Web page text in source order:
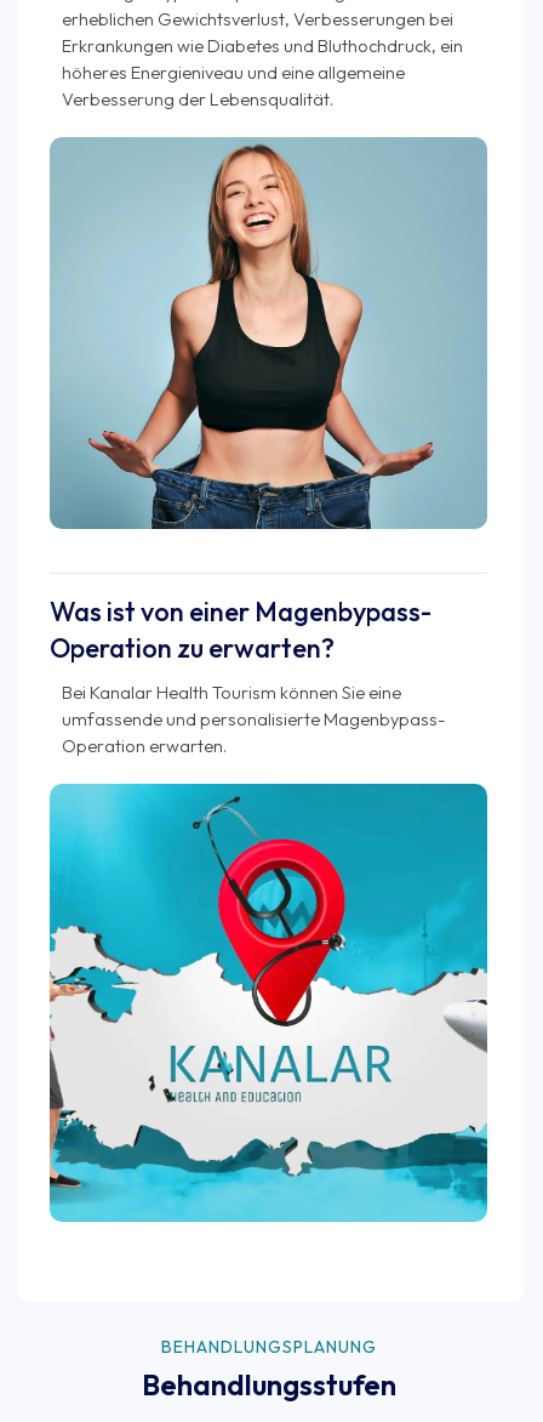
erheblichen Gewichtsverlust, Verbesserungen bei
Erkrankungen wie Diabetes und Bluthochdruck, ein
höheres Energieniveau und eine allgemeine
Verbesserung der Lebensqualität.
Was ist von einer Magenbypass-
Operation zu erwarten?
Bei Kanalar Health Tourism können Sie eine
umfassende und personalisierte Magenbypass-
Operation erwarten.
BEHANDLUNGSPLANUNG
Behandlungsstufen